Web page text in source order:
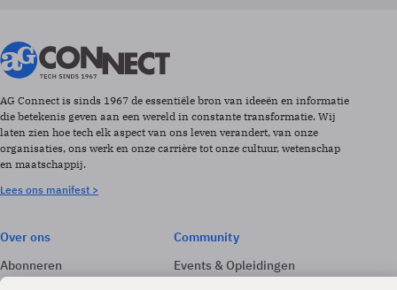
AG Connect is sinds 1967 de essentiële bron van ideeën en informatie
die betekenis geven aan een wereld in constante transformatie. Wij
laten zien hoe tech elk aspect van ons leven verandert, van onze
organisaties, ons werk en onze carrière tot onze cultuur, wetenschap
en maatschappij.
Lees ons manifest >
Over ons
Abonneren
Adverteren
Community
Events & Opleidingen